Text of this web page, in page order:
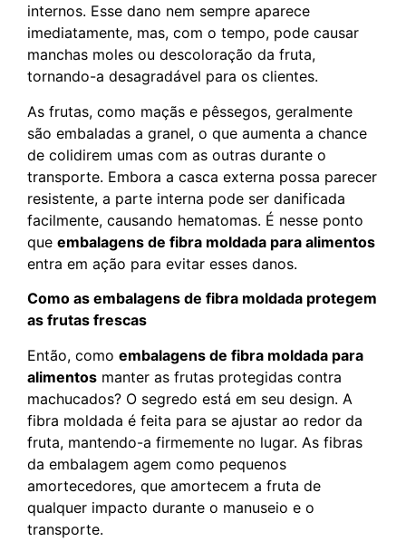
internos. Esse dano nem sempre aparece
imediatamente, mas, com o tempo, pode causar
manchas moles ou descoloração da fruta,
tornando-a desagradável para os clientes.
As frutas, como maçãs e pêssegos, geralmente
são embaladas a granel, o que aumenta a chance
de colidirem umas com as outras durante o
transporte. Embora a casca externa possa parecer
resistente, a parte interna pode ser danificada
facilmente, causando hematomas. É nesse ponto
que embalagens de fibra moldada para alimentos
entra em ação para evitar esses danos.
Como as embalagens de fibra moldada protegem
as frutas frescas
Então, como embalagens de fibra moldada para
alimentos manter as frutas protegidas contra
machucados? O segredo está em seu design. A
fibra moldada é feita para se ajustar ao redor da
fruta, mantendo-a firmemente no lugar. As fibras
da embalagem agem como pequenos
amortecedores, que amortecem a fruta de
qualquer impacto durante o manuseio e o
transporte.